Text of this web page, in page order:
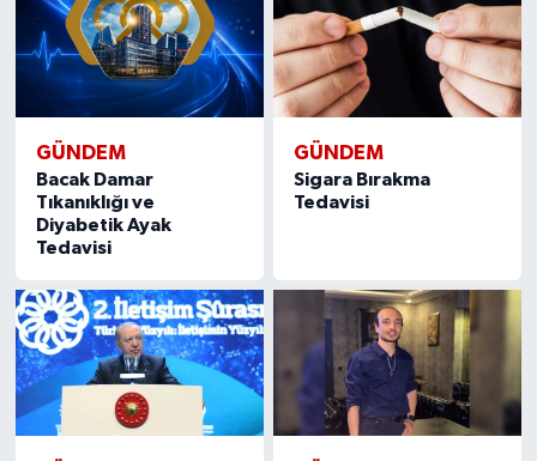
GÜNDEM
Bacak Damar
Tıkanıklığı ve
Diyabetik Ayak
Tedavisi
GÜNDEM
Sigara Bırakma
Tedavisi